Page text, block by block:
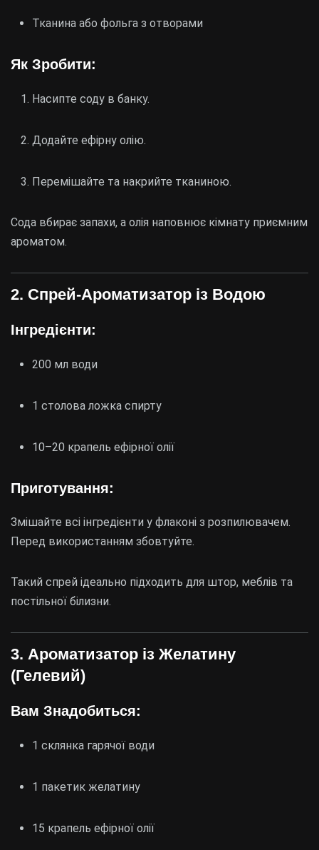
Тканина або фольга з отворами
Як Зробити:
Насипте соду в банку.
Додайте ефірну олію.
Перемішайте та накрийте тканиною.
Сода вбирає запахи, а олія наповнює кімнату приємним
ароматом.
2. Спрей-Ароматизатор із Водою
Інгредієнти:
200 мл води
1 столова ложка спирту
10–20 крапель ефірної олії
Приготування:
Змішайте всі інгредієнти у флаконі з розпилювачем.
Перед використанням збовтуйте.
Такий спрей ідеально підходить для штор, меблів та
постільної білизни.
3. Ароматизатор із Желатину
(Гелевий)
Вам Знадобиться:
1 склянка гарячої води
1 пакетик желатину
15 крапель ефірної олії